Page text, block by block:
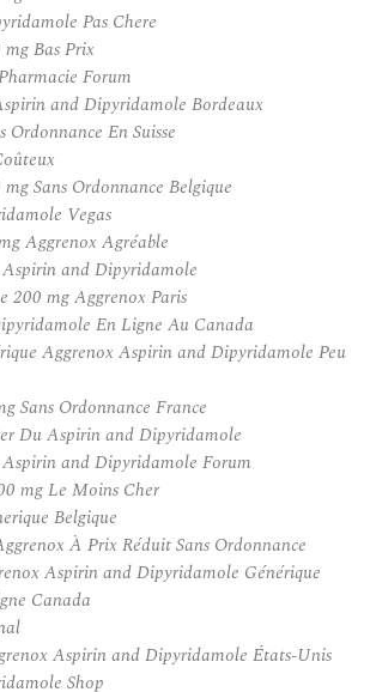
Pas Chere
Bas Prix
Forum
and Dipyridamole Bordeaux
Ordonnance En Suisse
Sans Ordonnance Belgique
Vegas
Aggrenox Agréable
and Dipyridamole
200 mg Aggrenox Paris
En Ligne Au Canada
Aggrenox Aspirin and Dipyridamole Peu
Sans Ordonnance France
Du Aspirin and Dipyridamole
and Dipyridamole Forum
mg Le Moins Cher
Belgique
À Prix Réduit Sans Ordonnance
Aspirin and Dipyridamole Générique
Canada
Aspirin and Dipyridamole États-Unis
Shop